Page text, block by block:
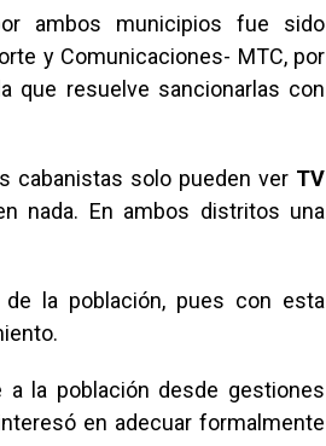
ambos municipios fue sido
y Comunicaciones- MTC, por
que resuelve sancionarlas con
cabanistas solo pueden ver TV
nada. En ambos distritos una
la población, pues con esta
a la población desde gestiones
en adecuar formalmente